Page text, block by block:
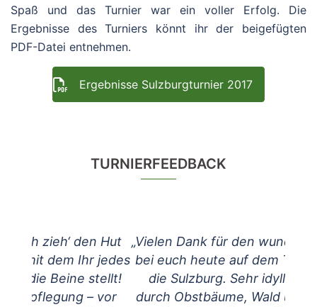
Spaß und das Turnier war ein voller Erfolg. Die
Ergebnisse des Turniers könnt ihr der beigefügten
PDF-Datei entnehmen.
Ergebnisse Sulzburgturnier 2017
TURNIERFEEDBACK
„Vielen Dank für den wunderschönen Tag
bei euch heute auf dem Turnier rund um
die Sulzburg. Sehr idyllisch gelegen,
durch Obstbäume, Wald und Wiese habt